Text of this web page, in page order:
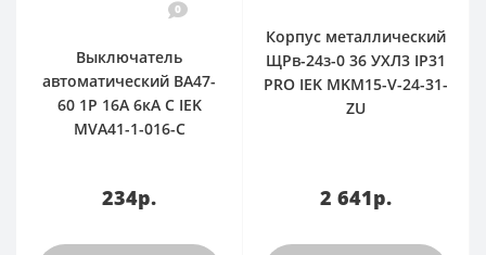
0
Выключатель
автоматический ВА47-
60 1Р 16А 6кА С IEK
MVA41-1-016-C
234р.
Корпус металлический
ЩРв-24з-0 36 УХЛ3 IP31
PRO IEK MKM15-V-24-31-
ZU
2 641р.